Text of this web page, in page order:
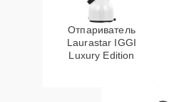
Отпариватель
Laurastar IGGI
Luxury Edition